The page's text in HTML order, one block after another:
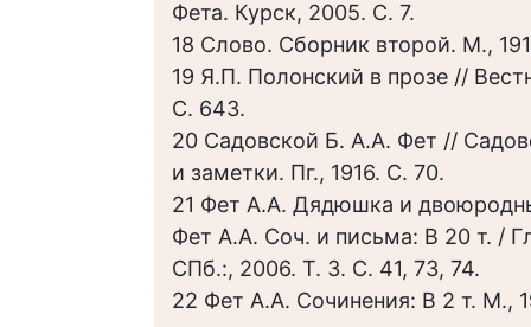
Фета. Курск, 2005. С. 7.
18 Слово. Сборник второй. М.,
19 Я.П. Полонский в прозе //
С. 643.
20 Садовской Б. А.А. Фет //
и заметки. Пг., 1916. С. 70.
21 Фет А.А. Дядюшка и
Фет А.А. Соч. и письма: В 20 т. /
СПб.:, 2006. Т. 3. С. 41, 73, 74.
22 Фет А.А. Сочинения: В 2 т. М.,